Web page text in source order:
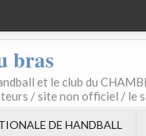
bras
et le club du
/ site non officiel / le
DE HANDBALL